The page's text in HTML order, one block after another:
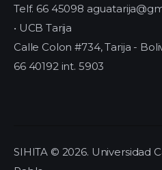
Telf. 66 45098
• UCB Tarija
Calle Colon #734, Tarija -
66 40192 int. 5903
SIHITA © 2026. Universidad